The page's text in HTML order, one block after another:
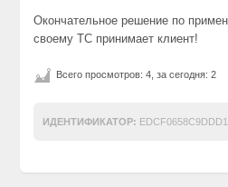
Окончательное решение по
своему ТС принимает клиент!
Всего просмотров: 4, за сегодня: 2
ИДЕНТИФИКАТОР: